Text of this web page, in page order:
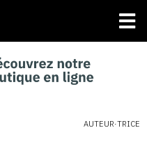
AUTEUR·TRICE